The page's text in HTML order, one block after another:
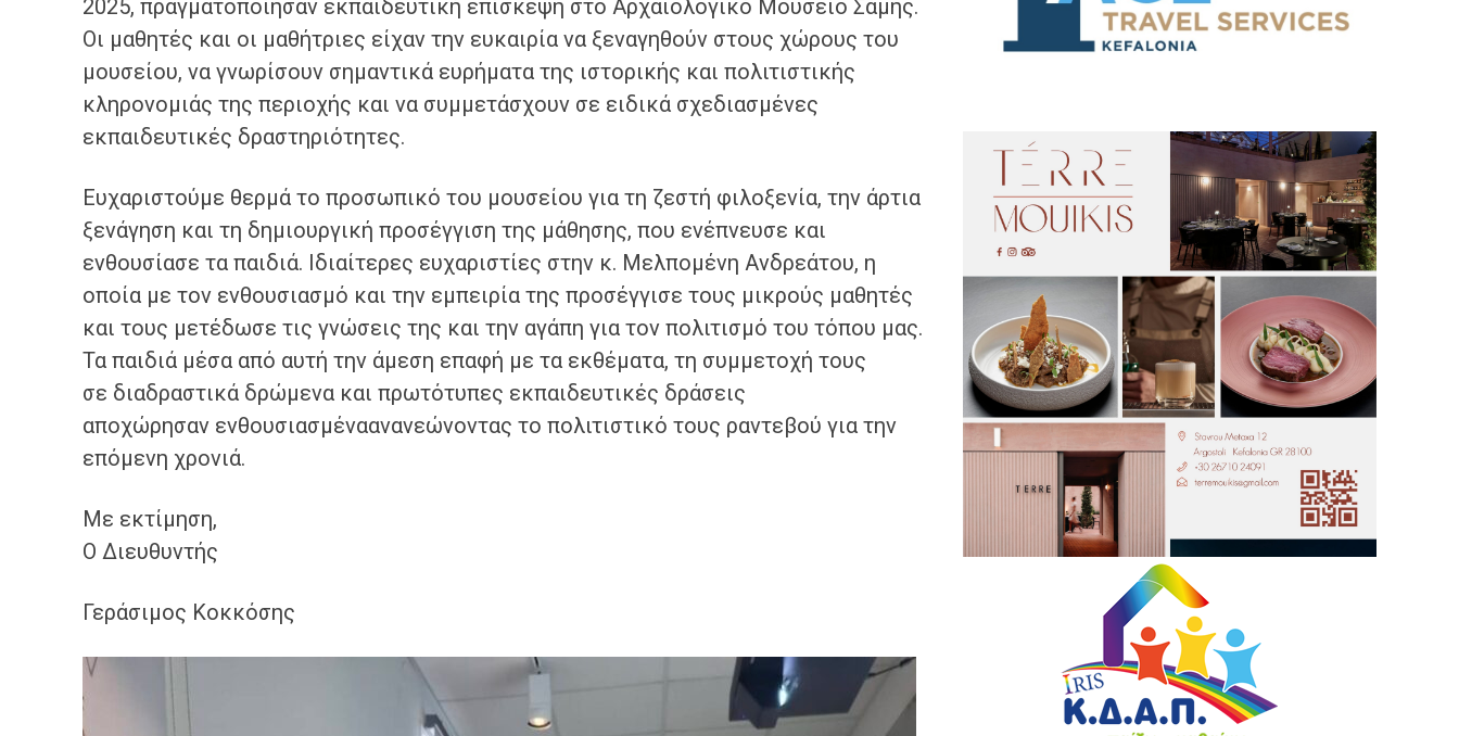
2025, πραγματοποίησαν εκπαιδευτική επίσκεψη στο Αρχαιολογικό Μουσείο Σάμης.
Οι μαθητές και οι μαθήτριες είχαν την ευκαιρία να ξεναγηθούν στους χώρους του
μουσείου, να γνωρίσουν σημαντικά ευρήματα της ιστορικής και πολιτιστικής
κληρονομιάς της περιοχής και να συμμετάσχουν σε ειδικά σχεδιασμένες
εκπαιδευτικές δραστηριότητες.
Ευχαριστούμε θερμά το προσωπικό του μουσείου για τη ζεστή φιλοξενία, την άρτια
ξενάγηση και τη δημιουργική προσέγγιση της μάθησης, που ενέπνευσε και
ενθουσίασε τα παιδιά. Ιδιαίτερες ευχαριστίες στην κ. Μελπομένη Ανδρεάτου, η
οποία με τον ενθουσιασμό και την εμπειρία της προσέγγισε τους μικρούς μαθητές
και τους μετέδωσε τις γνώσεις της και την αγάπη για τον πολιτισμό του τόπου μας.
Τα παιδιά μέσα από αυτή την άμεση επαφή με τα εκθέματα, τη συμμετοχή τους
σε διαδραστικά δρώμενα και πρωτότυπες εκπαιδευτικές δράσεις
αποχώρησαν ενθουσιασμέναανανεώνοντας το πολιτιστικό τους ραντεβού για την
επόμενη χρονιά.
Με εκτίμηση,
Ο Διευθυντής
Γεράσιμος Κοκκόσης